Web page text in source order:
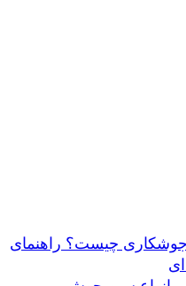
چیست؟ راهنمای